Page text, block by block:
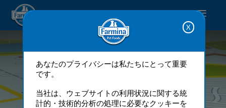
あなたのプライバシーは私たちにとって重要
です。
当社は、ウェブサイトの利用状況に関する統
計的・技術的分析の処理に必要なクッキーを
Pet Care Solutions.